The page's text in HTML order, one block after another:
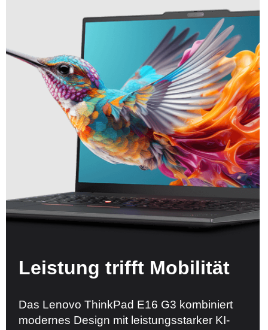
Leistung trifft Mobilität
Das Lenovo ThinkPad E16 G3 kombiniert
modernes Design mit leistungsstarker KI-